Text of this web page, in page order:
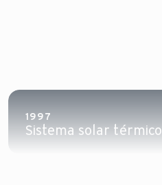
1997
Sistema solar térmico